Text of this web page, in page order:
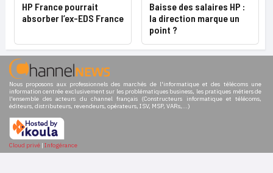
HP France pourrait
absorber l’ex-EDS France
Baisse des salaires HP :
la direction marque un
point ?
Nous proposons aux professionnels des marchés de l'informatique et des télécoms une
information centrée exclusivement sur les problématiques business, les pratiques métiers de
l'ensemble des acteurs du channel français (Constructeurs informatique et télécoms,
éditeurs, distributeurs, revendeurs, opérateurs, ISV, MSP, VARs,...)
Cloud privé | Infogérance